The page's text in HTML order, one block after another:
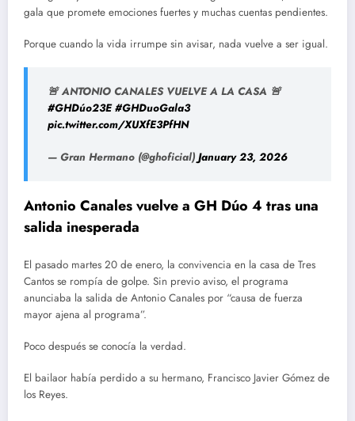
gala que promete emociones fuertes y muchas cuentas pendientes.
Porque cuando la vida irrumpe sin avisar, nada vuelve a ser igual.
🚨 ANTONIO CANALES VUELVE A LA CASA 🚨
#GHDúo23E #GHDuoGala3
pic.twitter.com/XUXfE3PfHN
— Gran Hermano (@ghoficial) January 23, 2026
Antonio Canales vuelve a GH Dúo 4 tras una
salida inesperada
El pasado martes 20 de enero, la convivencia en la casa de Tres
Cantos se rompía de golpe. Sin previo aviso, el programa
anunciaba la salida de Antonio Canales por “causa de fuerza
mayor ajena al programa”.
Poco después se conocía la verdad.
El bailaor había perdido a su hermano, Francisco Javier Gómez de
los Reyes.